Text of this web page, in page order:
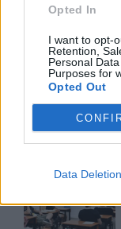
Opted In
I want to opt-
Retention,
Personal
Purposes for
Opted Out
Data Deletion